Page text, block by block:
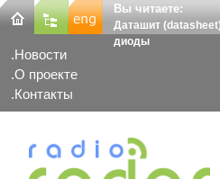
Вы читаете:
Даташит
диоды
Новости
О проекте
Контакты